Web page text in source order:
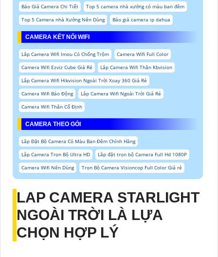
Báo Giá Camera Chi Tiết
Top 5 camera nhà xưởng có màu ban đêm
Top 5 Camera nhà Xưởng Nên Dùng
Báo giá camera ip dahua
CAMERA KẾT NỐI WIFI
Lắp Camera Wifi Imou Có Chống Trộm
Camera Wifi Full Color
Camera Wifi Ezviz Cube Giá Rẻ
Lắp Camera Wifi Thân Kbvision
Lắp Camera Wifi Hikvision Ngoài Trời Xoay 360 Giá Rẻ
Camera Wifi Báo Động
Lắp Camera Wifi Ngoài Trời Giá Rẻ
Camera Wifi Thân Cố Định
CAMERA THEO GÓI
Lắp Đặt Bộ Camera Có Màu Ban Đêm Chính Hãng
Lắp Camera Trọn Bộ Ultra HD
Lắp đặt trọn bộ Camera Full Hd 1080P
Camera Wifi Nên Dùng
Trọn Bộ Camera Visioncop Full Color Giá rẻ
LAP CAMERA STARLIGHT
NGOÀI TRỜI LÀ LỰA
CHỌN HỢP LÝ